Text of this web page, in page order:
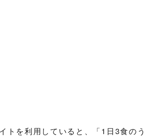
トを利用していると、「1日3食のう